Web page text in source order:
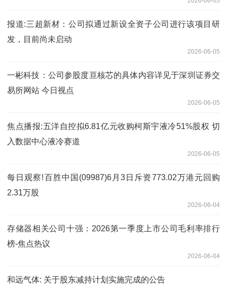
报道:三超新材：公司拟通过新设全资子公司进行该项目研
发，目前尚未启动
2026-06-05
一彬科技：公司参股度亘核芯的具体内容详见于深圳证券交
易所网站 今日视点
2026-06-05
焦点播报:五洋自控拟6.81亿元收购柯斯宇液冷51%股权 切
入数据中心液冷赛道
2026-06-05
每日观察!百胜中国(09987)6月3日斥资773.02万港元回购
2.31万股
2026-06-04
存储器相关公司十强：2026第一季度上市公司毛利率排行
榜-焦点热议
2026-06-04
和远气体: 关于股东减持计划实施完成的公告